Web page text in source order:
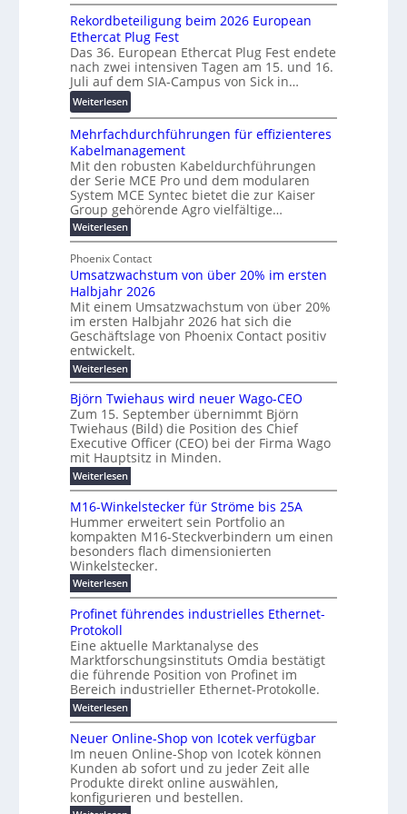
p
a
r
e
n
z
h
u
n
g
s
f
ö
e
r
u
n
g
b
r
a
u
c
h
t
m
e
r
T
e
m
p
o
u
n
d
w
e
n
i
g
r
B
ü
r
o
k
a
t
i
0
2
7
w
i
r
d
z
u
m
E
n
e
r
g
u
b
ü
r
m
o
d
e
r
n
e
E
e
r
g
i
l
ö
u
n
g
e
n
W
e
i
t
e
r
e
n
t
w
i
c
k
e
l
e
N
H
-
S
i
c
h
e
r
u
n
g
s
l
a
s
t
s
c
h
a
t
l
e
i
s
t
e
n
Rekordbeteiligung beim 2026 European
Ethercat Plug Fest
Das 36. European Ethercat Plug Fest endete
nach zwei intensiven Tagen am 15. und 16.
Juli auf dem SIA-Campus von Sick in…
Weiterlesen:
R
e
k
o
r
d
b
e
e
i
l
i
g
u
n
g
b
e
m
2
0
2
6
E
u
r
o
p
e
E
t
h
e
r
c
a
t
P
l
Mehrfachdurchführungen für effizienteres
Kabelmanagement
Mit den robusten Kabeldurchführungen
der Serie MCE Pro und dem modularen
System MCE Syntec bietet die zur Kaiser
Group gehörende Agro vielfältige…
Weiterlesen:
M
h
r
f
a
c
h
d
u
r
c
f
ü
h
r
u
n
g
e
n
f
ü
r
e
ff
i
z
i
e
t
e
r
e
s
K
a
b
e
l
m
a
n
Phoenix Contact
Umsatzwachstum von über 20% im ersten
Halbjahr 2026
Mit einem Umsatzwachstum von über 20%
im ersten Halbjahr 2026 hat sich die
Geschäftslage von Phoenix Contact positiv
entwickelt.
Weiterlesen:
U
m
s
a
z
w
a
c
h
s
t
u
m
v
o
n
ü
b
e
2
0
%
i
m
e
r
s
e
n
H
a
Björn Twiehaus wird neuer Wago-CEO
Zum 15. September übernimmt Björn
Twiehaus (Bild) die Position des Chief
Executive Officer (CEO) bei der Firma Wago
mit Hauptsitz in Minden.
Weiterlesen:
B
ö
r
n
T
w
i
e
h
a
s
w
i
r
d
e
e
W
a
g
o
M16-Winkelstecker für Ströme bis 25A
Hummer erweitert sein Portfolio an
kompakten M16-Steckverbindern um einen
besonders flach dimensionierten
Winkelstecker.
Weiterlesen:
M
1
6
W
i
n
k
e
l
s
t
e
c
k
e
r
Profinet führendes industrielles Ethernet-
Protokoll
Eine aktuelle Marktanalyse des
Marktforschungsinstituts Omdia bestätigt
die führende Position von Profinet im
Bereich industrieller Ethernet-Protokolle.
Weiterlesen:
P
r
o
i
n
e
t
Neuer Online-Shop von Icotek verfügbar
Im neuen Online-Shop von Icotek können
Kunden ab sofort und zu jeder Zeit alle
Produkte direkt online auswählen,
konfigurieren und bestellen.